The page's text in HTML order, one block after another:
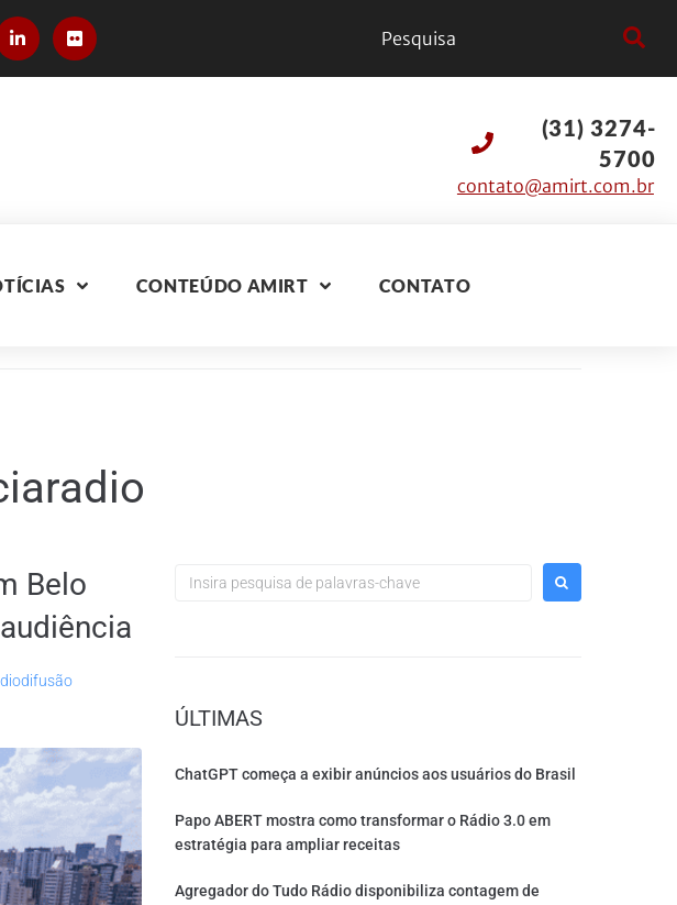
(31) 3274-
5700
contato@amirt.com.br
CONTEÚDO AMIRT CONTATO
Belo
ÚLTIMAS
ChatGPT começa a exibir anúncios aos usuários do Brasil
Papo ABERT mostra como transformar o Rádio 3.0 em
estratégia para ampliar receitas
Agregador do Tudo Rádio disponibiliza contagem de